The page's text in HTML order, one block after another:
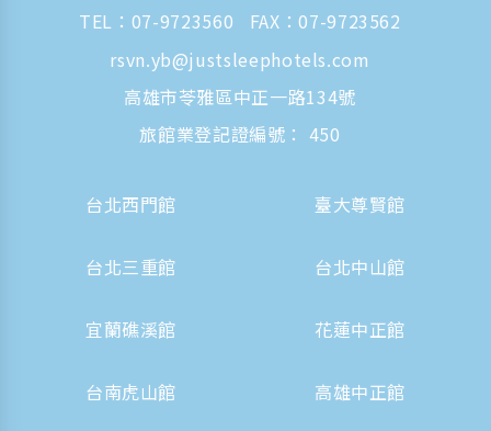
TEL： 07-9723560
FAX：07-9723562
rsvn.yb@justsleephotels.com
高雄市苓雅區中正一路134號
旅館業登記證編號： 450
台北西門館 臺大尊賢館
台北三重館 台北中山館
宜蘭礁溪館 花蓮中正館
台南虎山館 高雄中正館